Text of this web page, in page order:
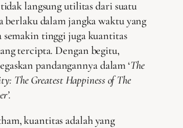
langsung utilitas dari suatu
berlaku dalam jangka waktu yang
semakin tinggi juga kuantitas
tercipta. Dengan begitu,
pandangannya dalam ‘The
The Greatest Happiness of The
.
kuantitas adalah yang